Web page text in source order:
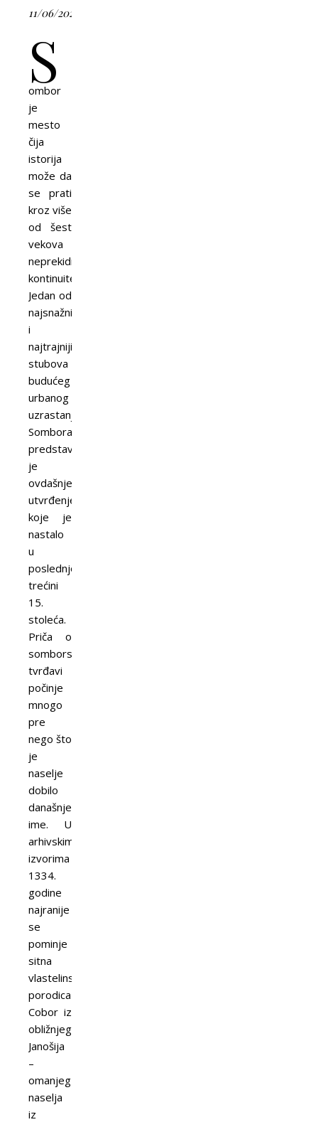
11/06/2026
S
ombor
je
mesto
čija
istorija
može da
se prati
kroz više
od šest
vekova
neprekidnog
kontinuiteta.
Jedan od
najsnažnijih
i
najtrajnijih
stubova
budućeg
urbanog
uzrastanja
Sombora
predstavljalo
je
ovdašnje
utvrđenje,
koje je
nastalo
u
poslednjoj
trećini
15.
stoleća.
Priča o
somborskoj
tvrđavi
počinje
mnogo
pre
nego što
je
naselje
dobilo
današnje
ime. U
arhivskim
izvorima
1334.
godine
najranije
se
pominje
sitna
vlastelinska
porodica
Cobor iz
obližnjeg
Janošija
–
omanjeg
naselja
iz